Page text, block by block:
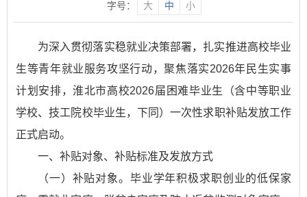
字号：
大 中 小
为深入贯彻落实稳就业决策部署，扎实推进高校毕业
生等青年就业服务攻坚行动，聚焦落实2026年民生实事
计划安排，淮北市高校2026届困难毕业生（含中等职业
学校、技工院校毕业生，下同）一次性求职补贴发放工作
正式启动。
一、补贴对象、补贴标准及发放方式
（一）补贴对象。毕业学年积极求职创业的低保家